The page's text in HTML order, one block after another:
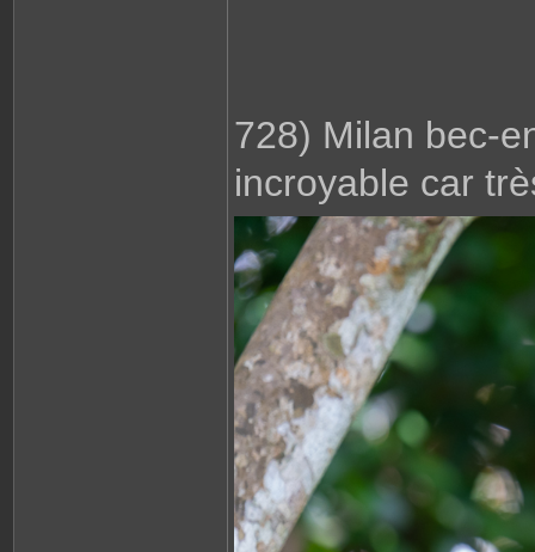
728) Milan bec-
incroyable car